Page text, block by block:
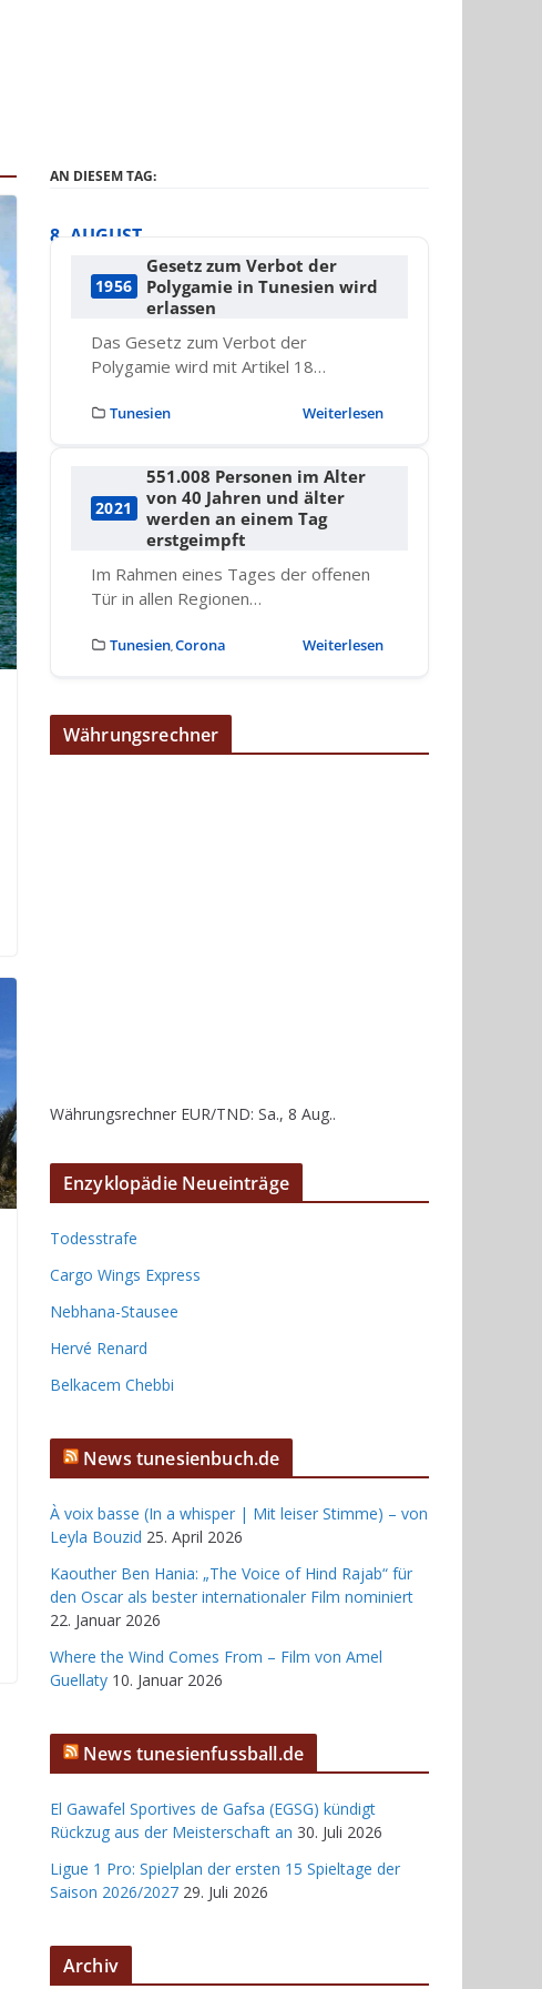
AN DIESEM TAG:
8. AUGUST
1956
Gesetz zum Verbot der
Polygamie in Tunesien wird
erlassen
Das Gesetz zum Verbot der
Polygamie wird mit Artikel 18…
Tunesien Weiterlesen
2021
551.008 Personen im Alter
von 40 Jahren und älter
werden an einem Tag
erstgeimpft
Im Rahmen eines Tages der offenen
Tür in allen Regionen…
Tunesien Corona Weiterlesen
Währungsrechner
Währungsrechner EUR/TND: Sa., 8 Aug..
Enzyklopädie Neueinträge
Todesstrafe
Cargo Wings Express
Nebhana-Stausee
Hervé Renard
Belkacem Chebbi
News tunesienbuch.de
À voix basse (In a whisper | Mit leiser Stimme) – von
Leyla Bouzid 25. April 2026
Kaouther Ben Hania: „The Voice of Hind Rajab“ für
den Oscar als bester internationaler Film nominiert
22. Januar 2026
Where the Wind Comes From – Film von Amel
Guellaty 10. Januar 2026
News tunesienfussball.de
El Gawafel Sportives de Gafsa (EGSG) kündigt
Rückzug aus der Meisterschaft an 30. Juli 2026
Ligue 1 Pro: Spielplan der ersten 15 Spieltage der
Saison 2026/2027 29. Juli 2026
Archiv